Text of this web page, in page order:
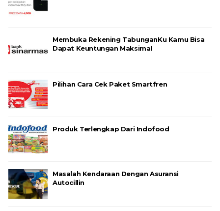
Membuka Rekening TabunganKu Kamu Bisa
Dapat Keuntungan Maksimal
Pilihan Cara Cek Paket Smartfren
Produk Terlengkap Dari Indofood
Masalah Kendaraan Dengan Asuransi
Autocillin